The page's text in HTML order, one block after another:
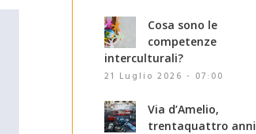
Cosa sono le
competenze
interculturali?
21 Luglio 2026 - 07:00
Via d’Amelio,
trentaquattro anni